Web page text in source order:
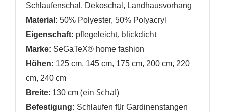
Schlaufenschal, Dekoschal, Landhausvorhang
Material: 50% Polyester, 50% Polyacryl
Eigenschaft: pflegeleicht, blickdicht
Marke: SeGaTeX® home fashion
Höhen: 125 cm, 145 cm, 175 cm, 200 cm, 220
cm, 240 cm
Breite: 130 cm (ein Schal)
Befestigung: Schlaufen für Gardinenstangen